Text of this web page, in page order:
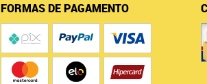
FORMAS DE PAGAMENTO